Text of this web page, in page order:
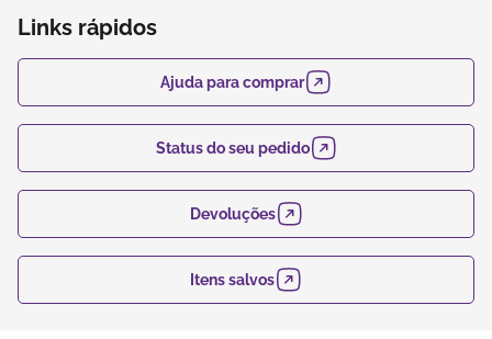
Links rápidos
Ajuda para comprar
Status do seu pedido
Devoluções
Itens salvos